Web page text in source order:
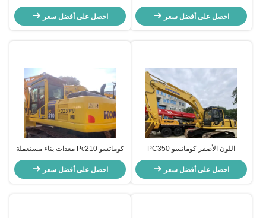
معدات البناء اليد الثانية تبريد المياه
احصل على أفضل سعر
طن KOMATSU PC200 للبيع
احصل على أفضل سعر
اللون الأصفر كوماتسو PC350
كوماتسو الحفارات المستخدمة
32300kg لإنشاء التعدين
احصل على أفضل سعر
كوماتسو Pc210 معدات بناء مستعملة
حفرة يدوية 20630kg
احصل على أفضل سعر